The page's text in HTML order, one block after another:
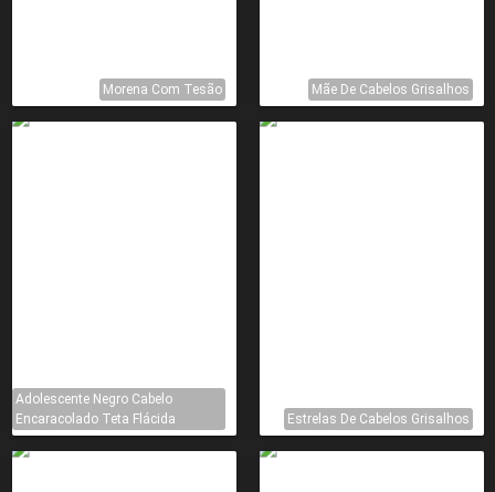
Morena Com Tesão Mãe De Cabelos Grisalhos
Adolescente Negro Cabelo
Encaracolado Teta Flácida
Estrelas De Cabelos Grisalhos